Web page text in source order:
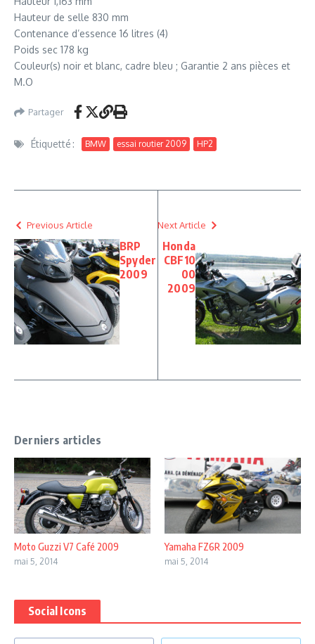
Hauteur de selle 830 mm
Contenance d’essence 16 litres (4)
Poids sec 178 kg
Couleur(s) noir et blanc, cadre bleu ; Garantie 2 ans pièces et
M.O
Partager
Étiquetté : BMW essai routier 2009 HP2
Previous Article
BRP
Spyder
2009
Next Article
Honda
CBF10
00
2009
Derniers articles
Moto Guzzi V7 Café 2009
mai 5, 2014
Yamaha FZ6R 2009
mai 5, 2014
Social Icons